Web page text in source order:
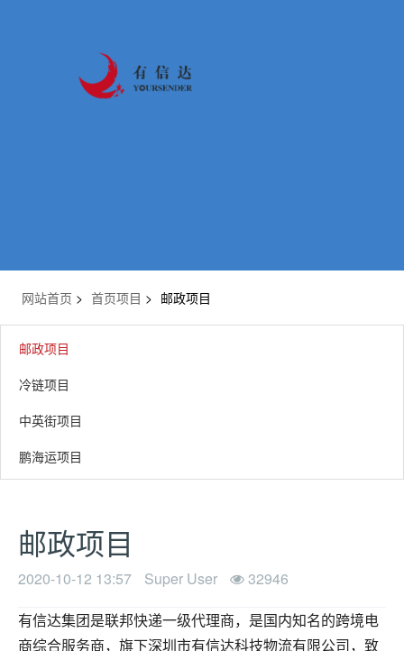
网站首页 > 首页项目 > 邮政项目
邮政项目
冷链项目
中英街项目
鹏海运项目
邮政项目
2020-10-12 13:57 Super User
32946
有信达集团是联邦快递一级代理商，是国内知名的跨境电
商综合服务商，旗下深圳市有信达科技物流有限公司，致